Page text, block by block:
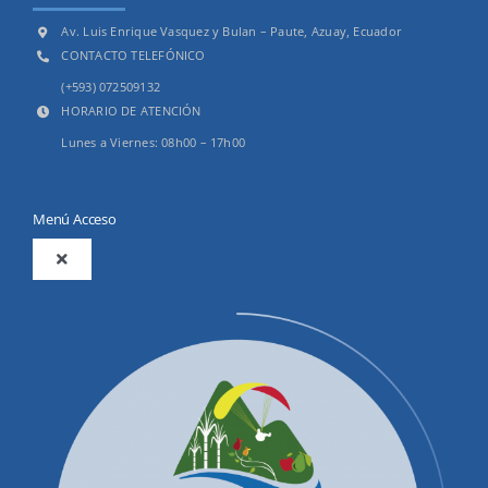
Av. Luis Enrique Vasquez y Bulan – Paute, Azuay, Ecuador
CONTACTO TELEFÓNICO
(+593) 072509132
HORARIO DE ATENCIÓN
Lunes a Viernes: 08h00 – 17h00
Menú Acceso
Toggle
Productos y Servicios
Convocatorias Precalificación